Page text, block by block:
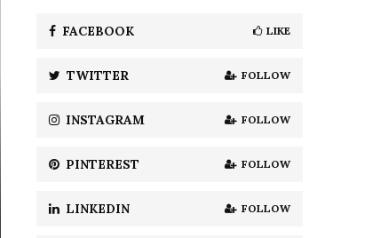
C
H
FACEBOOK LIKE
TWITTER FOLLOW
INSTAGRAM FOLLOW
PINTEREST FOLLOW
LINKEDIN FOLLOW